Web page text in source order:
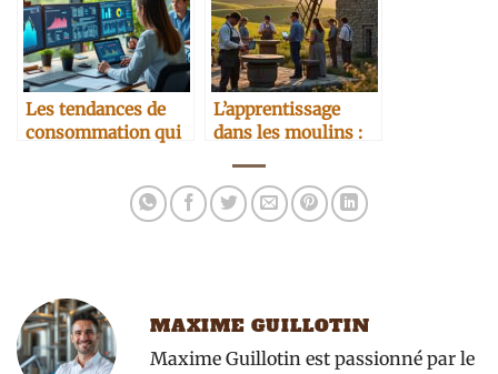
Les tendances de
consommation qui
L’apprentissage
dans les moulins :
MAXIME GUILLOTIN
Maxime Guillotin est passionné par le